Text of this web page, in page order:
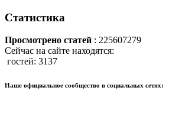
Статистика
Просмотрено статей : 225607279
Сейчас на сайте находятся:
гостей: 3137
Наше официальное сообщество в социальных сетях: